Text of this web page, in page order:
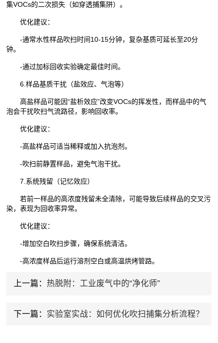
集VOCs的二次损失（如穿透捕集阱）。
优化建议：
-通常水性样品吹扫时间10-15分钟，复杂基质可延长至20分
钟。
-通过加标回收实验确定最佳时间。
6.样品基质干扰（盐效应、气泡等）
高盐样品可能因“盐析效应”改变VOCs的挥发性，而样品中的气
泡会干扰吹扫气流路径，影响回收率。
优化建议：
-高盐样品可适当稀释或加入抗泡剂。
-吹扫前静置样品，避免气泡干扰。
7.系统残留（记忆效应）
若前一样品的高浓度残留未全清除，可能导致后续样品的交叉污
染，表现为回收率异常。
优化建议：
-增加空白吹扫步骤，确保系统清洁。
-高浓度样品后运行溶剂空白或高温烘烤管路。
上一篇： 热脱附：工业废气中的“净化师”
下一篇： 实验室实战：如何优化吹扫捕集分析流程？